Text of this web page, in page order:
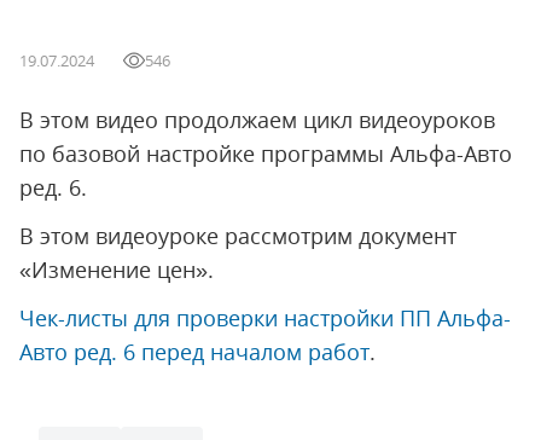
19.07.2024 546
В этом видео продолжаем цикл видеоуроков
по базовой настройке программы Альфа-Авто
ред. 6.
В этом видеоуроке рассмотрим документ
«Изменение цен».
Чек-листы для проверки настройки ПП Альфа-
Авто ред. 6 перед началом работ.